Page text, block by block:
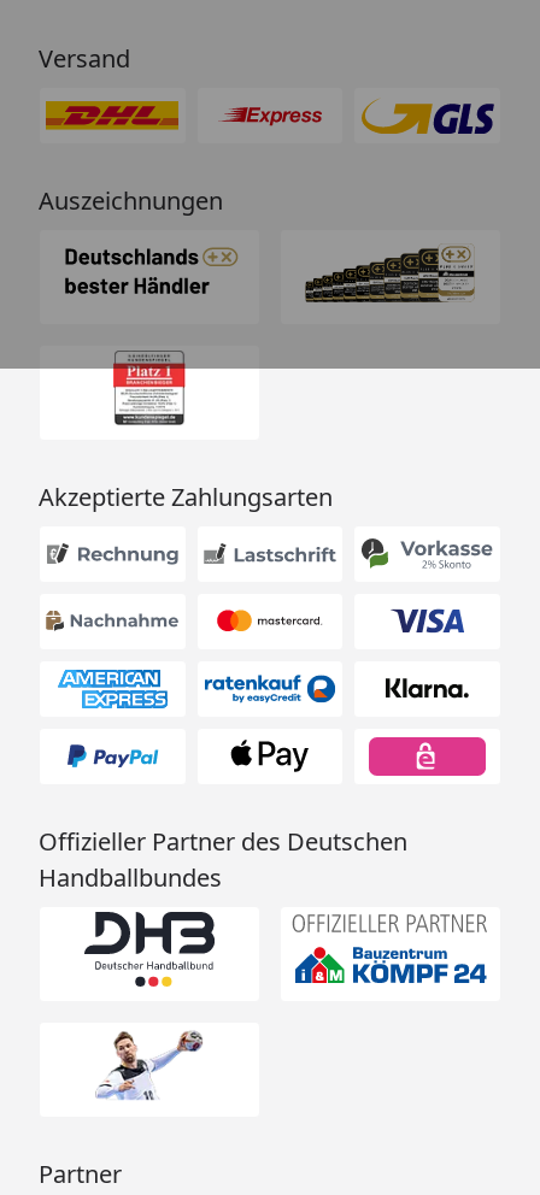
Versand
Auszeichnungen
Akzeptierte Zahlungsarten
Offizieller Partner des Deutschen
Handballbundes
Partner